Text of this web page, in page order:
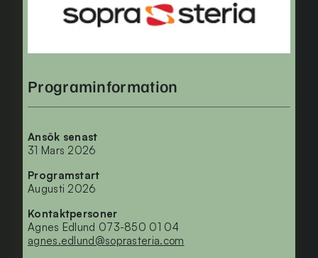
Programinformation
Ansök senast
31 Mars 2026
Programstart
Augusti 2026
Kontaktpersoner
Agnes Edlund 073-850 01 04
agnes.edlund@soprasteria.com